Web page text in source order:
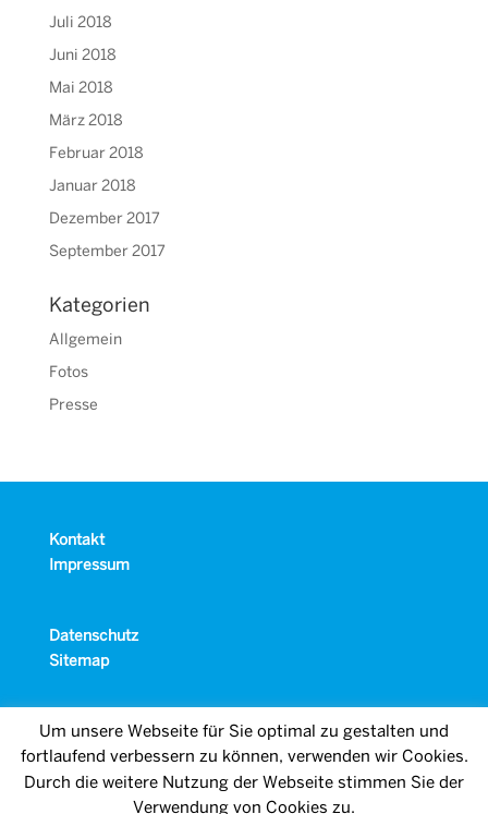
Juli 2018
Juni 2018
Mai 2018
März 2018
Februar 2018
Januar 2018
Dezember 2017
September 2017
Kategorien
Allgemein
Fotos
Presse
Kontakt
Impressum
Datenschutz
Sitemap
Um unsere Webseite für Sie optimal zu gestalten und
fortlaufend verbessern zu können, verwenden wir Cookies.
Durch die weitere Nutzung der Webseite stimmen Sie der
Verwendung von Cookies zu.